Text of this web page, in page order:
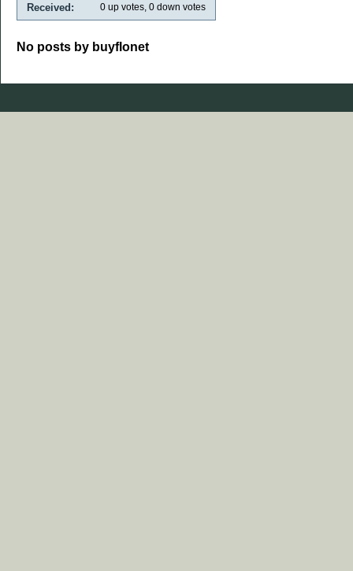
Received: 0 up votes, 0 down votes
No posts by buyflonet